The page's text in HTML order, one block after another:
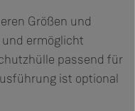
Größen und
ermöglicht
passend für
ist optional